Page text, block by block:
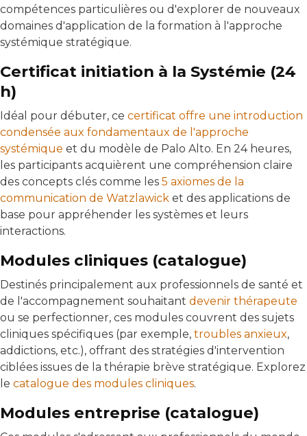
compétences particulières ou d'explorer de nouveaux
domaines d'application de la formation à l'approche
systémique stratégique.
Certificat initiation à la Systémie (24
h)
Idéal pour débuter, ce certificat offre une introduction
condensée aux fondamentaux de l'approche
systémique et du modèle de Palo Alto. En 24 heures,
les participants acquièrent une compréhension claire
des concepts clés comme les 5 axiomes de la
communication de Watzlawick et des applications de
base pour appréhender les systèmes et leurs
interactions.
Modules cliniques (catalogue)
Destinés principalement aux professionnels de santé et
de l'accompagnement souhaitant devenir thérapeute
ou se perfectionner, ces modules couvrent des sujets
cliniques spécifiques (par exemple, troubles anxieux,
addictions, etc.), offrant des stratégies d'intervention
ciblées issues de la thérapie brève stratégique. Explorez
le catalogue des modules cliniques.
Modules entreprise (catalogue)